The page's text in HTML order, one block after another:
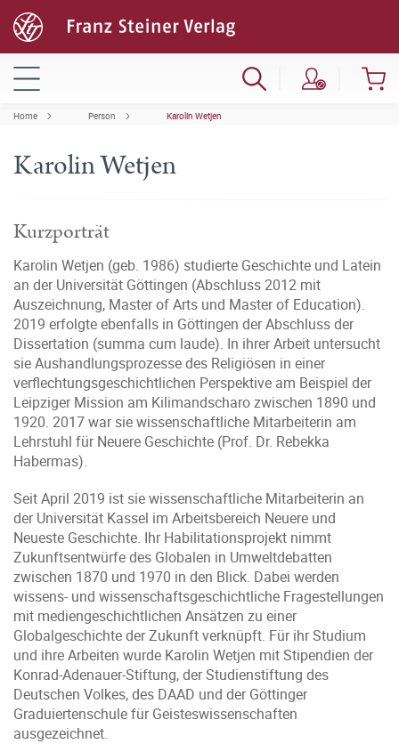
Home Person Karolin Wetjen
Karolin Wetjen
Kurzporträt
Karolin Wetjen (geb. 1986) studierte Geschichte und Latein
an der Universität Göttingen (Abschluss 2012 mit
Auszeichnung, Master of Arts und Master of Education).
2019 erfolgte ebenfalls in Göttingen der Abschluss der
Dissertation (summa cum laude). In ihrer Arbeit untersucht
sie Aushandlungsprozesse des Religiösen in einer
verflechtungsgeschichtlichen Perspektive am Beispiel der
Leipziger Mission am Kilimandscharo zwischen 1890 und
1920. 2017 war sie wissenschaftliche Mitarbeiterin am
Lehrstuhl für Neuere Geschichte (Prof. Dr. Rebekka
Habermas).
Seit April 2019 ist sie wissenschaftliche Mitarbeiterin an
der Universität Kassel im Arbeitsbereich Neuere und
Neueste Geschichte. Ihr Habilitationsprojekt nimmt
Zukunftsentwürfe des Globalen in Umweltdebatten
zwischen 1870 und 1970 in den Blick. Dabei werden
wissens- und wissenschaftsgeschichtliche Fragestellungen
mit mediengeschichtlichen Ansätzen zu einer
Globalgeschichte der Zukunft verknüpft. Für ihr Studium
und ihre Arbeiten wurde Karolin Wetjen mit Stipendien der
Konrad-Adenauer-Stiftung, der Studienstiftung des
Deutschen Volkes, des DAAD und der Göttinger
Graduiertenschule für Geisteswissenschaften
ausgezeichnet.